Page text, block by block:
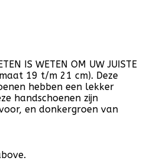
IS WETEN OM UW JUISTE
maat 19 t/m 21 cm). Deze
hebben een lekker
handschoenen zijn
en donkergroen van